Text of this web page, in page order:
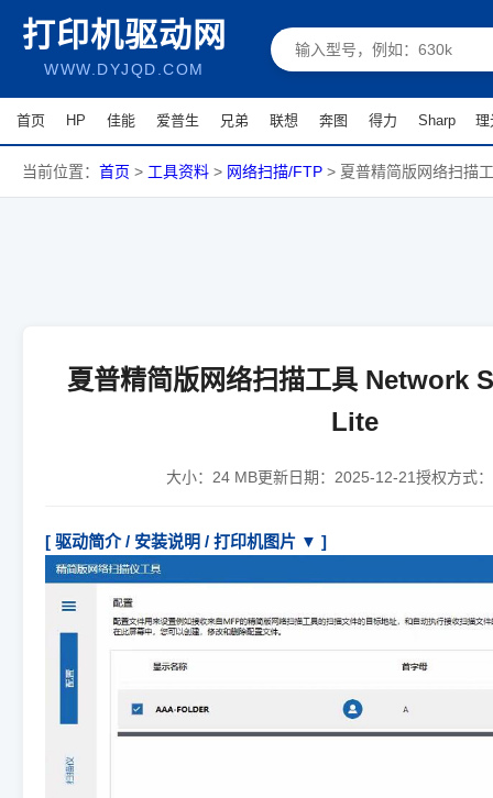
打印机驱动网
WWW.DYJQD.COM
首页 HP 佳能 爱普生 兄弟 联想 奔图 得力 Sharp 理
当前位置： 首页 > 工具资料 > 网络扫描/FTP > 夏普精简版网络扫描
夏普精简版网络扫描工具 Network
Lite
大小： 24 MB更新日期： 2025-12-21授权方式
[ 驱动简介 / 安装说明 / 打印机图片 ▼ ]